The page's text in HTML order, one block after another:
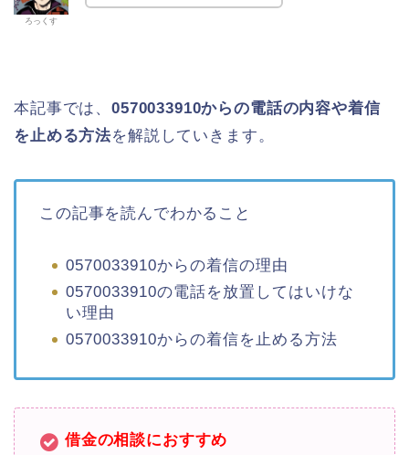
ろっくす
本記事では、0570033910からの電話の内容や着信
を止める方法を解説していきます。
この記事を読んでわかること
0570033910からの着信の理由
0570033910の電話を放置してはいけな
い理由
0570033910からの着信を止める方法
借金の相談におすすめ